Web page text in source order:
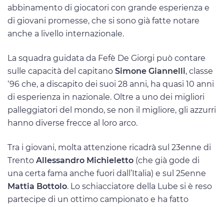
abbinamento di giocatori con grande esperienza e
di giovani promesse, che si sono già fatte notare
anche a livello internazionale.
La squadra guidata da Fefè De Giorgi può contare
sulle capacità del capitano Simone Giannelli, classe
‘96 che, a discapito dei suoi 28 anni, ha quasi 10 anni
di esperienza in nazionale. Oltre a uno dei migliori
palleggiatori del mondo, se non il migliore, gli azzurri
hanno diverse frecce al loro arco.
Tra i giovani, molta attenzione ricadrà sul 23enne di
Trento Allessandro Michieletto (che già gode di
una certa fama anche fuori dall’Italia) e sul 25enne
Mattia Bottolo. Lo schiacciatore della Lube si è reso
partecipe di un ottimo campionato e ha fatto